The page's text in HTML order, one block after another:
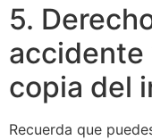
5.
accidente
copia del
Recuerda que